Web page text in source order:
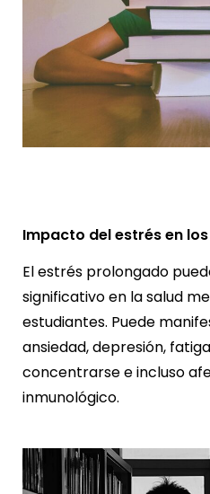
Impacto del estrés en
El estrés prolongado
significativo en la salud
estudiantes. Puede
ansiedad, depresión,
concentrarse e incluso
inmunológico.